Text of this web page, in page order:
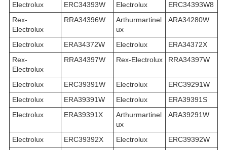
Electrolux ERC34393W Electrolux
ERC34393W8
Rex-
Electrolux
RRA34396W
Arthurmartinel
ux
ARA34280W
Electrolux ERA34372W Electrolux
ERA34372X
Rex-
Electrolux
RRA34397W Rex-Electrolux RRA34397W
Electrolux ERC39391W Electrolux
ERC39291W
Electrolux
ERA39391W Electrolux
ERA39391S
Electrolux
ERA39391X
Arthurmartinel
ux
ARA39291W
Electrolux ERC39392X Electrolux
ERC39392W